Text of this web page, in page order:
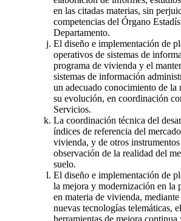
en las citadas materias, sin
competencias del Órgano
Departamento.
El diseño e implementación de
operativos de sistemas de
programa de vivienda y el
sistemas de información
un adecuado conocimiento de la
su evolución, en coordinación
Servicios.
La coordinación técnica del
índices de referencia del
vivienda, y de otros
observación de la realidad del
suelo.
El diseño e implementación de
la mejora y modernización en la
en materia de vivienda,
nuevas tecnologías telemáticas,
herramientas de mejora